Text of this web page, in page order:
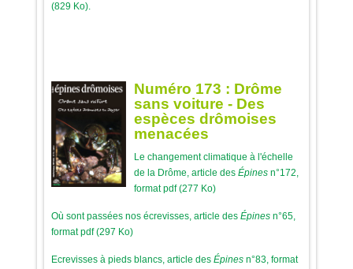
(829 Ko).
Numéro 173 : Drôme
sans voiture - Des
espèces drômoises
menacées
Le changement climatique à l'échelle
de la Drôme, article des Épinesn°172,
format pdf (277 Ko)
Où sont passées nos écrevisses, article des Épinesn°65,
format pdf (297 Ko)
Ecrevisses à pieds blancs, article des Épinesn°83, format